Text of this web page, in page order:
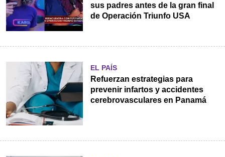
sus padres antes de la gran final
de Operación Triunfo USA
EL PAÍS
Refuerzan estrategias para
prevenir infartos y accidentes
cerebrovasculares en Panamá